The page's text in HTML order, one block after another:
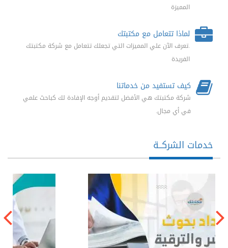
المميزة
لماذا تتعامل مع مكتبتك
.تعرف الآن علي المميزات التي تجعلك تتعامل مع شركة مكتبتك
الفريدة
كيف تستفيد من خدماتنا
شركة مكتبتك هي الأفضل لتقديم أوجه الإفادة لك كباحث علمي
في أي مجال.
خدمات الشركــة